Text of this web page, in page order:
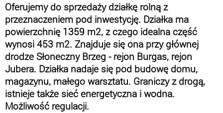
Oferujemy do sprzedaży działkę rolną z
przeznaczeniem pod inwestycję. Działka ma
powierzchnię 1359 m2, z czego idealna część
wynosi 453 m2. Znajduje się ona przy głównej
drodze Słoneczny Brzeg - rejon Burgas, rejon
Jubera. Działka nadaje się pod budowę domu,
magazynu, małego warsztatu. Graniczy z drogą,
istnieje także sieć energetyczna i wodna.
Możliwość regulacji.